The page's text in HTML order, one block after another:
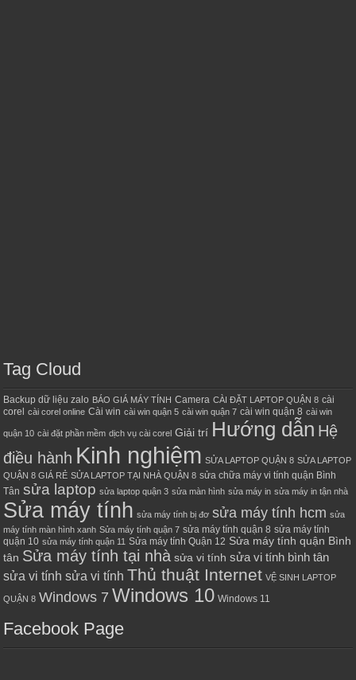
Tag Cloud
Backup dữ liệu zalo BÁO GIÁ MÁY TÍNH Camera CÀI ĐẶT LAPTOP QUẬN 8 cài
corel
cài corel online Cài win cài win quận 5 cài win quận 7 cài win quận 8 cài win
quận 10 cài đặt phần mềm dịch vụ cài corel Giải trí Hướng dẫn Hệ
điều hành Kinh nghiệm SỬA LAPTOP QUẬN 8 SỬA LAPTOP
QUẬN 8 GIÁ RẺ SỬA LAPTOP TẠI NHÀ QUẬN 8 sửa chữa máy vi tính quận Bình
Tân sửa laptop sửa laptop quận 3 sửa màn hình sửa máy in sửa máy in tận nhà
Sửa máy tính sửa máy tính bị đơ sửa máy tính hcm sửa
máy tính màn hình xanh Sửa máy tính quận 7 sửa máy tính quận 8 sửa máy tính
quận 10 sửa máy tính quận 11 Sửa máy tính Quận 12 Sửa máy tính quận Bình
tân Sửa máy tính tại nhà sửa vi tính sửa vi tính bình tân
sửa vi tính sửa vi tính Thủ thuật Internet VỆ SINH LAPTOP
QUẬN 8 Windows 7 Windows 10 Windows 11
Facebook Page